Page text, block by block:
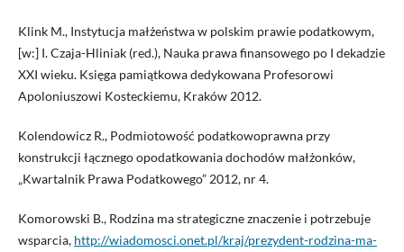
Klink M., Instytucja małżeństwa w polskim prawie podatkowym,
[w:] I. Czaja-Hliniak (red.), Nauka prawa finansowego po I dekadzie
XXI wieku. Księga pamiątkowa dedykowana Profesorowi
Apoloniuszowi Kosteckiemu, Kraków 2012.
Kolendowicz R., Podmiotowość podatkowoprawna przy
konstrukcji łącznego opodatkowania dochodów małżonków,
„Kwartalnik Prawa Podatkowego” 2012, nr 4.
Komorowski B., Rodzina ma strategiczne znaczenie i potrzebuje
wsparcia, http://wiadomosci.onet.pl/kraj/prezydent-rodzina-ma-